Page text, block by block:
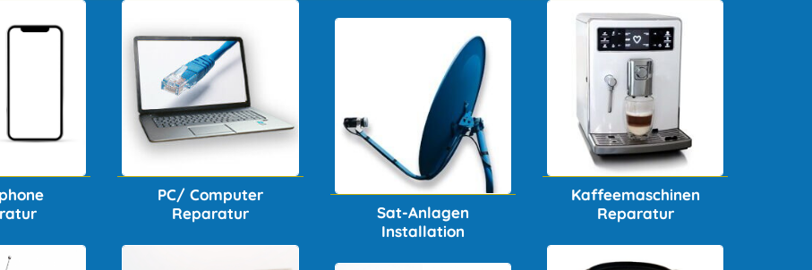
PC/ Computer
Reparatur
Sat-Anlagen
Installation
Kaffeemaschinen
Reparatur